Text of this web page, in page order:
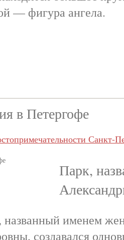
— фигура ангела.
в Петергофе
Санкт-
Парк,
названный именем
создавался